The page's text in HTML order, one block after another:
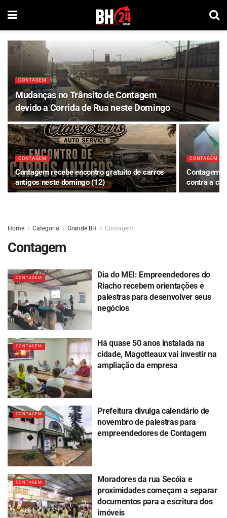
CONTAGEM
Mudanças no Trânsito de Contagem
devido a Corrida de Rua neste Domingo
CONTAGEM
Contagem recebe encontro gratuito de carros
antigos neste domingo (12)
CONTAGEM
Contagem
contra a
Home Categoria Grande BH Contagem
Contagem
CONTAGEM
Dia do MEI: Empreendedores do
Riacho recebem orientações e
palestras para desenvolver seus
negócios
CONTAGEM
Há quase 50 anos instalada na
cidade, Magotteaux vai investir na
ampliação da empresa
CONTAGEM
Prefeitura divulga calendário de
novembro de palestras para
empreendedores de Contagem
CONTAGEM
Moradores da rua Secóia e
proximidades começam a separar
documentos para a escritura dos
imóveis